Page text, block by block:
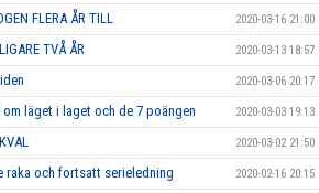
FLERA ÅR TILL 2020-03-16 21:00
TVÅ ÅR 2020-03-13 18:57
2020-03-06 20:17
läget i laget och de 7 poängen 2020-03-03 19:13
2020-03-02 21:50
raka och fortsatt serieledning 2020-02-16 20:15